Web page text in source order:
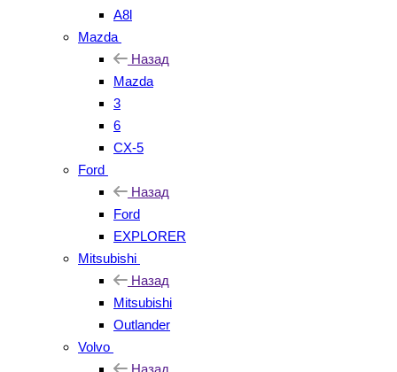
A8l
Mazda
Назад
Mazda
3
6
CX-5
Ford
Назад
Ford
EXPLORER
Mitsubishi
Назад
Mitsubishi
Outlander
Volvo
Назад